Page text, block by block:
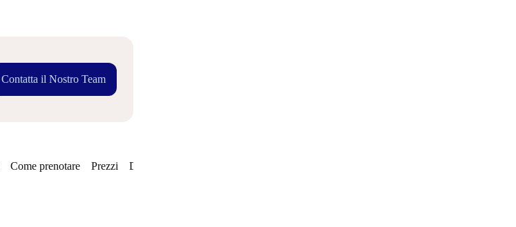
Contatta il Nostro Team
Come prenotare Prezzi Disponibilità